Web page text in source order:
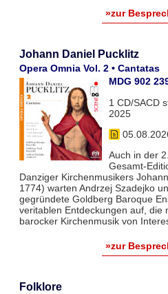
»zur
Johann Daniel Pucklitz
Opera Omnia Vol. 2 • Cantatas
MDG 902
1 CD/SACD
2025
Auch in der
Gesamt-
Danziger Kirchenmusikers
1774) warten Andrzej Szadejko
gegründete Goldberg Baroque
veritablen Entdeckungen auf, die
barocker Kirchenmusik von
»zur
Folklore